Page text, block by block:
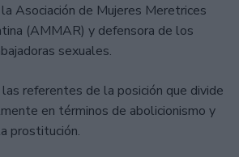
Asociación de Mujeres Meretrices
(AMMAR) y defensora de los
sexuales.
referentes de la posición que divide
en términos de abolicionismo y
prostitución.